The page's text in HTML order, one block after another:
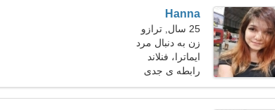
Hanna
25 سال, ترازو
زن به دنبال مرد
ایماترا، فنلاند
رابطه ی جدی